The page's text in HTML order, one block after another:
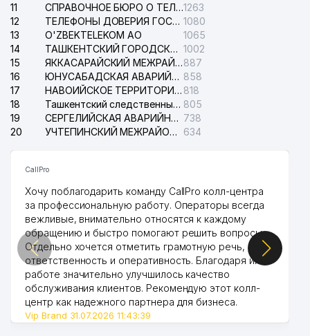
11
СПРАВОЧНОЕ БЮРО О ТЕЛЕФОНАХ ОРГАНИЗАЦИЙ г. ТАШКЕНТА1263
12
ТЕЛЕФОНЫ ДОВЕРИЯ ГОСУДАРСТВЕННОГО ЦЕНТРА ТЕСТИРОВАНИЯ 1080
13
O'ZBEKTELEKOM АО
1065
14
ТАШКЕНТСКИЙ ГОРОДСКОЙ СУД ПО ГРАЖДАНСКИМ ДЕЛАМ 1002
15
ЯККАСАРАЙСКИЙ МЕЖРАЙОННЫЙ СУД ПО ГРАЖДАНСКИМ ДЕЛАМ887
16
ЮНУСАБАДСКАЯ АВАРИЙНАЯ СЛУЖБА ЭЛЕКТРОСЕТИ 858
17
НАВОИЙСКОЕ ТЕРРИТОРИАЛЬНОЕ ПРЕДПРИЯТИЕ ЭЛЕКТРОСЕТИ АО 818
18
Ташкентский следственный изолятор 805
19
СЕРГЕЛИЙСКАЯ АВАРИЙНАЯ СЛУЖБА ЭЛЕКТРОСЕТИ 738
20
УЧТЕПИНСКИЙ МЕЖРАЙОННЫЙ СУД ПО ГРАЖДАНСКИМ ДЕЛАМ 634
CallPro
Хочу поблагодарить команду CallPro колл-центра
за профессиональную работу. Операторы всегда
вежливые, внимательно относятся к каждому
обращению и быстро помогают решить вопросы.
Отдельно хочется отметить грамотную речь,
ответственность и оперативность. Благодаря их
работе значительно улучшилось качество
обслуживания клиентов. Рекомендую этот колл-
центр как надежного партнера для бизнеса.
Vip Brand 31.07.2026 11:43:39